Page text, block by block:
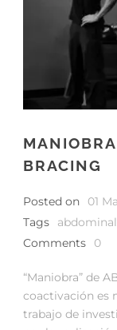
BRACING
Posted on
01
Tags
Comments
0
“Maniobra” de
coactivación es
trabajo de